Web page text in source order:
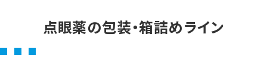
点眼薬の包装・箱詰めライン